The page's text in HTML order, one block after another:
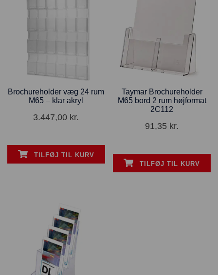
Brochureholder væg 24 rum
M65 – klar akryl
3.447,00 kr.
TILFØJ TIL KURV
Taymar Brochureholder
M65 bord 2 rum højformat
2C112
91,35 kr.
TILFØJ TIL KURV